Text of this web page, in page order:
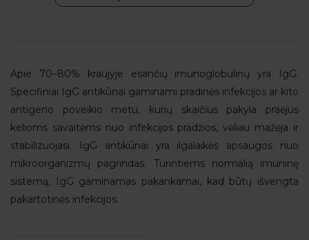
Apie 70–80% kraujyje esančių imunoglobulinų yra IgG.
Specifiniai IgG antikūnai gaminami pradinės infekcijos ar kito
antigeno poveikio metu, kurių skaičius pakyla praėjus
kelioms savaitėms nuo infekcijos pradžios, vėliau mažėja ir
stabilizuojasi. IgG antikūnai yra ilgalaikės apsaugos nuo
mikroorganizmų pagrindas. Turintiems normalią imuninę
sistemą, IgG gaminamas pakankamai, kad būtų išvengta
pakartotinės infekcijos.